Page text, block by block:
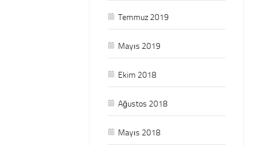
Temmuz 2019
Mayıs 2019
Ekim 2018
Ağustos 2018
Mayıs 2018